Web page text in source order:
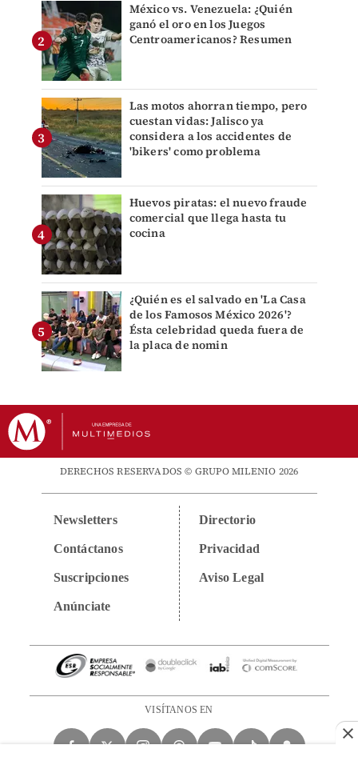
México vs. Venezuela: ¿Quién
ganó el oro en los Juegos
Centroamericanos? Resumen
Las motos ahorran tiempo, pero
cuestan vidas: Jalisco ya
considera a los accidentes de
'bikers' como problema
Huevos piratas: el nuevo fraude
comercial que llega hasta tu
cocina
¿Quién es el salvado en 'La Casa
de los Famosos México 2026'?
Ésta celebridad queda fuera de
la placa de nomin
DERECHOS RESERVADOS © GRUPO MILENIO 2026
Newsletters
Contáctanos
Suscripciones
Anúnciate
Directorio
Privacidad
Aviso Legal
VISÍTANOS EN